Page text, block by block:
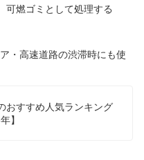
燃ゴミとして処理する
・高速道路の渋滞時にも使
おすすめ人気ランキング
】